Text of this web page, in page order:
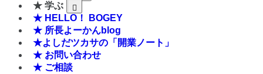
★ 学ぶ
★ HELLO！ BOGEY
★ 所長よーかんblog
★よしだツカサの「開業ノート」
★ お問い合わせ
★ ご相談